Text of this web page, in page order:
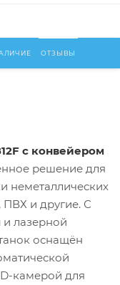
ОТЗЫВЫ
с конвейером
решение для
неметаллических
ПВХ и другие. С
и лазерной
оснащён
камерой для